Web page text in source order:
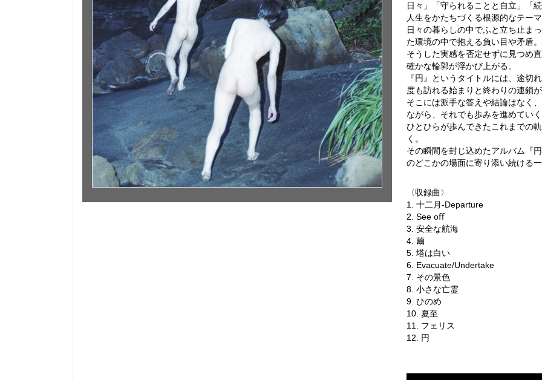
日々」「守られることと自立」「
人生をかたちづくる根源的なテー
日々の暮らしの中でふと立ち止ま
た環境の中で抱える負い目や矛盾。
そうした実感を否定せずに見つめ
確かな輪郭が浮かび上がる。
『円』というタイトルには、途切
度も訪れる始まりと終わりの連鎖
そこには派手な答えや結論はなく
ながら、それでも歩みを進めてい
ひとひらが歩んできたこれまでの
く。
その瞬間を封じ込めたアルバム『
のどこかの場面に寄り添い続ける
〈収録曲〉
1. 十二月-Departure
2. See oﬀ
3. 安全な航海
4. 繭
5. 塔は白い
6. Evacuate/Undertake
7. その景色
8. 小さな亡霊
9. ひのめ
10. 夏至
11. フェリス
12. 円